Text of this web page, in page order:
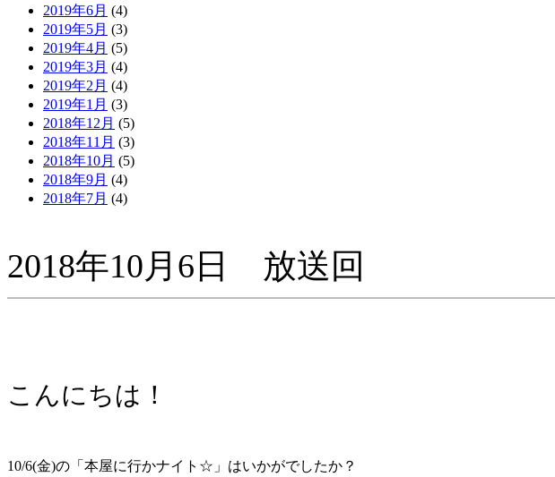
2019年6月 (4)
2019年5月 (3)
2019年4月 (5)
2019年3月 (4)
2019年2月 (4)
2019年1月 (3)
2018年12月 (5)
2018年11月 (3)
2018年10月 (5)
2018年9月 (4)
2018年7月 (4)
2018年10月6日 放送回
こんにちは！
10/6(金)の「本屋に行かナイト☆」はいかがでしたか？